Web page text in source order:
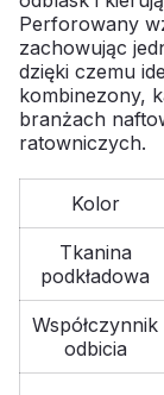
Perforowany
zachowując
dzięki czemu
kombinezony,
branżach
ratowniczych.
Kolor
Tkanina
podkładowa
Współczynnik
odbicia